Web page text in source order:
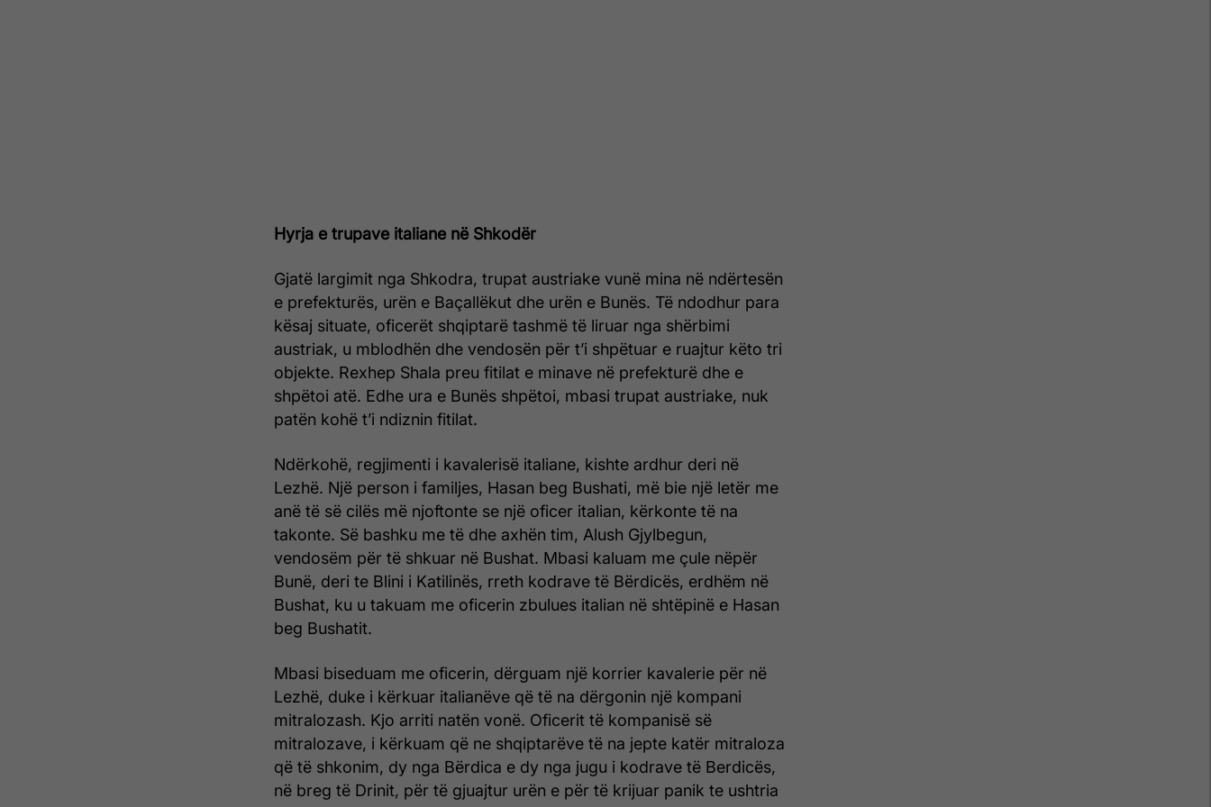
Hyrja e trupave italiane në Shkodër
Gjatë largimit nga Shkodra, trupat austriake vunë mina në ndërtesën
e prefekturës, urën e Baçallëkut dhe urën e Bunës. Të ndodhur para
kësaj situate, oficerët shqiptarë tashmë të liruar nga shërbimi
austriak, u mblodhën dhe vendosën për t’i shpëtuar e ruajtur këto tri
objekte. Rexhep Shala preu fitilat e minave në prefekturë dhe e
shpëtoi atë. Edhe ura e Bunës shpëtoi, mbasi trupat austriake, nuk
patën kohë t’i ndiznin fitilat.
Ndërkohë, regjimenti i kavalerisë italiane, kishte ardhur deri në
Lezhë. Një person i familjes, Hasan beg Bushati, më bie një letër me
anë të së cilës më njoftonte se një oficer italian, kërkonte të na
takonte. Së bashku me të dhe axhën tim, Alush Gjylbegun,
vendosëm për të shkuar në Bushat. Mbasi kaluam me çule nëpër
Bunë, deri te Blini i Katilinës, rreth kodrave të Bërdicës, erdhëm në
Bushat, ku u takuam me oficerin zbulues italian në shtëpinë e Hasan
beg Bushatit.
Mbasi biseduam me oficerin, dërguam një korrier kavalerie për në
Lezhë, duke i kërkuar italianëve që të na dërgonin një kompani
mitralozash. Kjo arriti natën vonë. Oficerit të kompanisë së
mitralozave, i kërkuam që ne shqiptarëve të na jepte katër mitraloza
që të shkonim, dy nga Bërdica e dy nga jugu i kodrave të Berdicës,
në breg të Drinit, për të gjuajtur urën e për të krijuar panik te ushtria